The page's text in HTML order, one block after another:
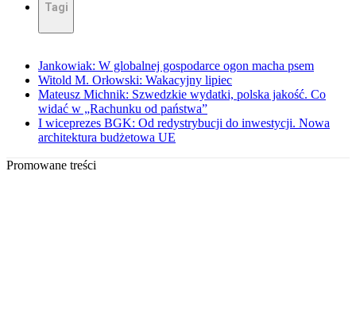
Tagi
Jankowiak: W globalnej gospodarce ogon macha psem
Witold M. Orłowski: Wakacyjny lipiec
Mateusz Michnik: Szwedzkie wydatki, polska jakość. Co
widać w „Rachunku od państwa”
I wiceprezes BGK: Od redystrybucji do inwestycji. Nowa
architektura budżetowa UE
Promowane treści